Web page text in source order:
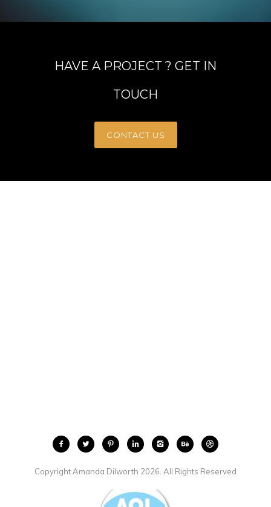
HAVE A PROJECT ? GET IN
TOUCH
CONTACT US
Copyright Amanda Dilworth 2026. All Rights Reserved